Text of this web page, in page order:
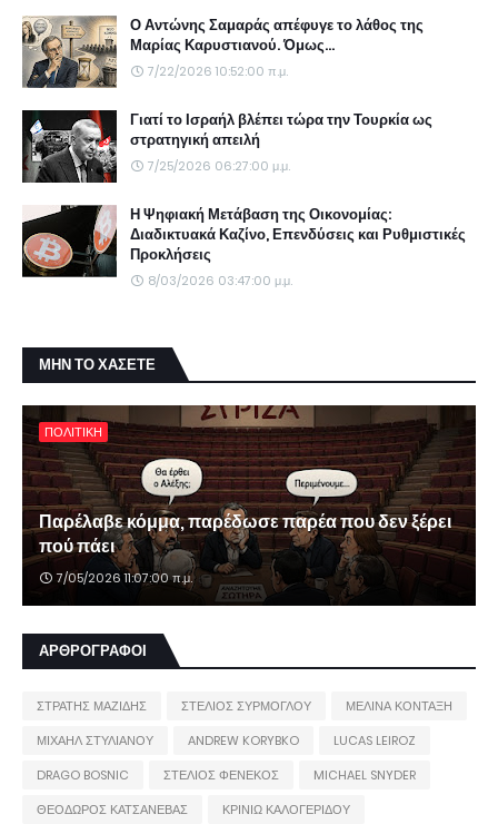
Ο Αντώνης Σαμαράς απέφυγε το λάθος της
Μαρίας Καρυστιανού. Όμως...
7/22/2026 10:52:00 π.μ.
Γιατί το Ισραήλ βλέπει τώρα την Τουρκία ως
στρατηγική απειλή
7/25/2026 06:27:00 μ.μ.
Η Ψηφιακή Μετάβαση της Οικονομίας:
Διαδικτυακά Καζίνο, Επενδύσεις και Ρυθμιστικές
Προκλήσεις
8/03/2026 03:47:00 μ.μ.
ΜΗΝ ΤΟ ΧΑΣΕΤΕ
ΠΟΛΙΤΙΚΗ
Παρέλαβε κόμμα, παρέδωσε παρέα που δεν ξέρει
πού πάει
7/05/2026 11:07:00 π.μ.
ΑΡΘΡΟΓΡΑΦΟΙ
ΣΤΡΑΤΗΣ ΜΑΖΙΔΗΣ ΣΤΕΛΙΟΣ ΣΥΡΜΟΓΛΟΥ
ΜΕΛΙΝΑ ΚΟΝΤΑΞΗ
ΜΙΧΑΗΛ ΣΤΥΛΙΑΝΟΥ
ANDREW KORYBKO
LUCAS LEIROZ
DRAGO BOSNIC
ΣΤΕΛΙΟΣ ΦΕΝΕΚΟΣ
MICHAEL SNYDER
ΘΕΟΔΩΡΟΣ ΚΑΤΣΑΝΕΒΑΣ
ΚΡΙΝΙΩ ΚΑΛΟΓΕΡΙΔΟΥ